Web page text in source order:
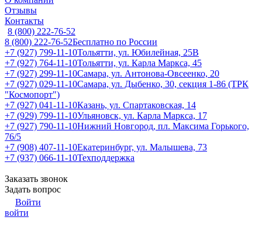
Отзывы
Контакты
8 (800) 222-76-52
8 (800) 222-76-52Бесплатно по России
+7 (927) 799-11-10Тольятти, ул. Юбилейная, 25В
+7 (927) 764-11-10Тольятти, ул. Карла Маркса, 45
+7 (927) 299-11-10Самара, ул. Антонова-Овсеенко, 20
+7 (927) 029-11-10Самара, ул. Дыбенко, 30, секция 1-86 (ТРК
"Космопорт")
+7 (927) 041-11-10Казань, ул. Спартаковская, 14
+7 (929) 799-11-10Ульяновск, ул. Карла Маркса, 17
+7 (927) 790-11-10Нижний Новгород, пл. Максима Горького,
76/5
+7 (908) 407-11-10Екатеринбург, ул. Малышева, 73
+7 (937) 066-11-10Техподдержка
Заказать звонок
Задать вопрос
Войти
войти